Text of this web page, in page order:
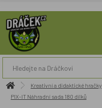
Kreativní a didaktické hračky
PIX-IT Náhradní sada 180 dílků